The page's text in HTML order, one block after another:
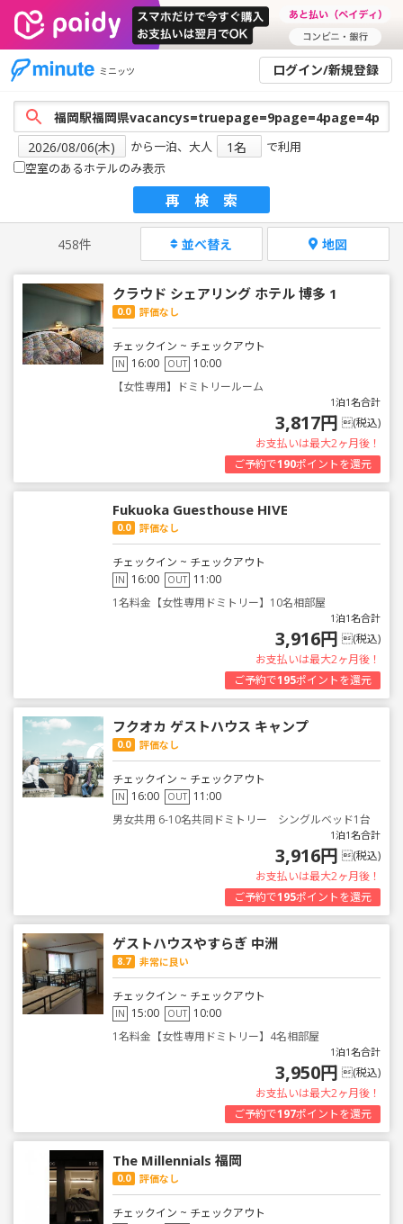
ミニッツ ログイン/新規登録
から一泊、大人
で利用
空室のあるホテルのみ表示
再検索
458件 並べ替え 地図
クラウド シェアリング ホテル 博多 1
0.0 評価なし
チェックイン ~ チェックアウト
IN 16:00 OUT 10:00
【女性専用】ドミトリールーム
1泊1名合計
3,817円 (税込)
お支払いは最大2ヶ月後！
ご予約で190ポイントを還元
Fukuoka Guesthouse HIVE
0.0 評価なし
チェックイン ~ チェックアウト
IN 16:00 OUT 11:00
1名料金【女性専用ドミトリー】10名相部屋
1泊1名合計
3,916円 (税込)
お支払いは最大2ヶ月後！
ご予約で195ポイントを還元
フクオカ ゲストハウス キャンプ
0.0 評価なし
チェックイン ~ チェックアウト
IN 16:00 OUT 11:00
男女共用 6-10名共同ドミトリー シングルベッド1台
1泊1名合計
3,916円 (税込)
お支払いは最大2ヶ月後！
ご予約で195ポイントを還元
ゲストハウスやすらぎ 中洲
8.7 非常に良い
チェックイン ~ チェックアウト
IN 15:00 OUT 10:00
1名料金【女性専用ドミトリー】4名相部屋
1泊1名合計
3,950円 (税込)
お支払いは最大2ヶ月後！
ご予約で197ポイントを還元
The Millennials 福岡
0.0 評価なし
チェックイン ~ チェックアウト